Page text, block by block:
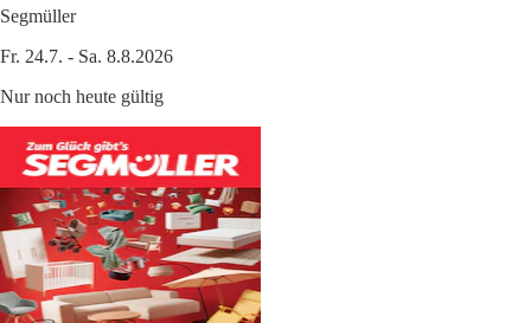
Segmüller
Fr. 24.7. - Sa. 8.8.2026
Nur noch heute gültig